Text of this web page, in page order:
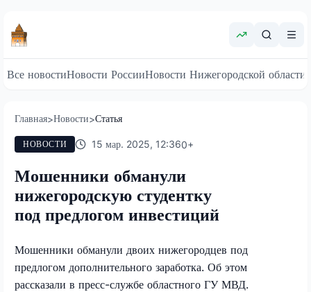
Все новостиНовости РоссииНовости Нижегородской области
Главная>Новости>Статья
НОВОСТИ 15 мар. 2025, 12:360+
Мошенники обманули
нижегородскую студентку
под предлогом инвестиций
Мошенники обманули двоих нижегородцев под
предлогом дополнительного заработка. Об этом
рассказали в пресс-службе областного ГУ МВД.